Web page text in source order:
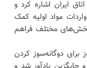
ایران اشاره کرد و
مواد اولیه کمک
بخش‌های مختلف فراهم
دوگانه‌سوز کردن